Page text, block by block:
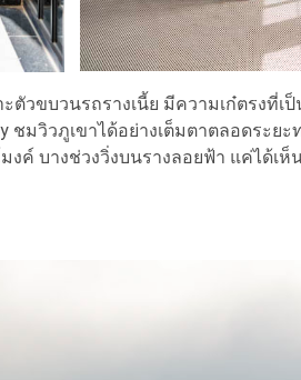
วขบวนรถรางเนี้ย มีความเก๋ตรงที่เ
ชมวิวภูเขาได้อย่างเต็มตาตลอดระย
งค์ บางช่วงวิ่งบนรางลอยฟ้า แค่ได้เ